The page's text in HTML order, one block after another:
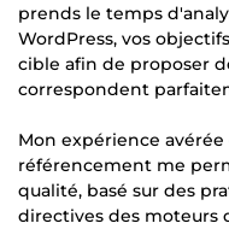
prends le temps
WordPress, vos
cible afin de proposer
correspondent
Mon expérience
référencement me
qualité, basé sur des
directives des moteurs